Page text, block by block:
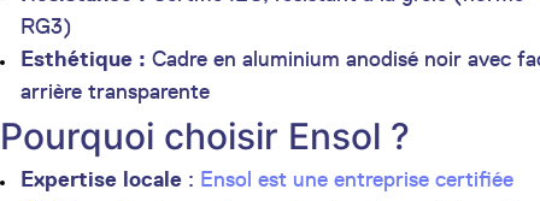
RG3)
Esthétique : Cadre en aluminium anodisé noir avec
arrière transparente
Pourquoi choisir Ensol ?
Expertise locale : Ensol est une entreprise certifiée